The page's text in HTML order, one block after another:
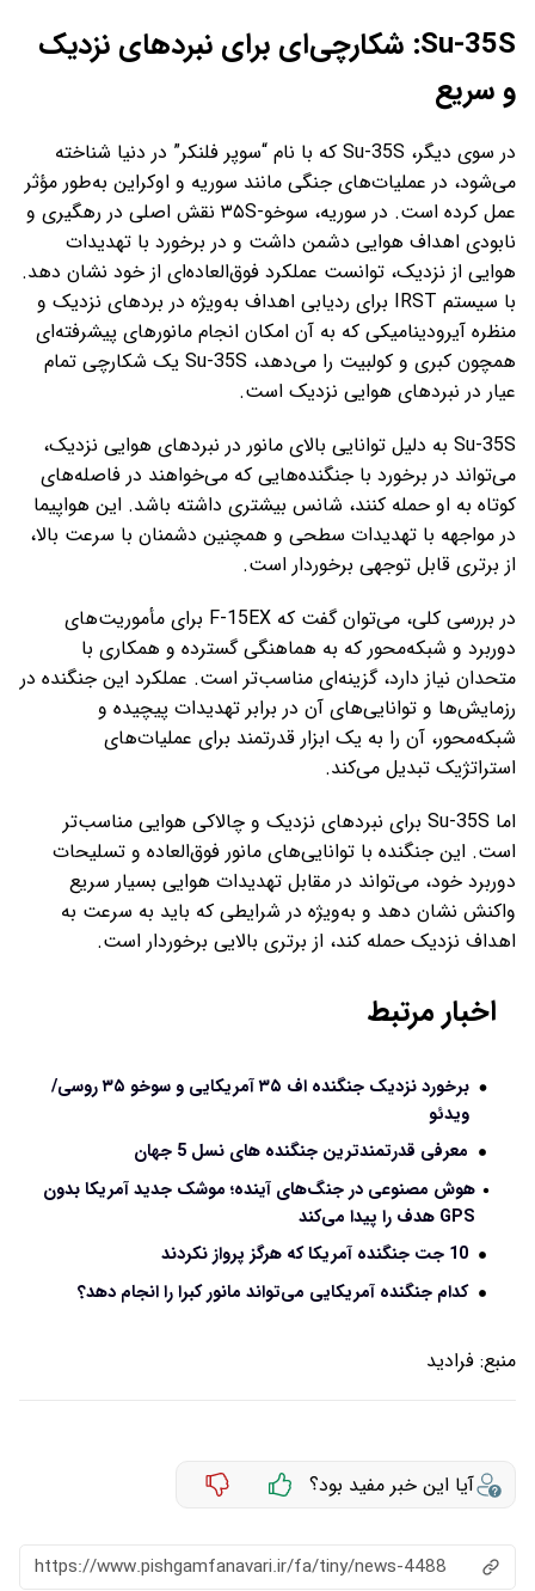
Su-35S: شکارچی‌ای برای نبردهای نزدیک
و سریع
در سوی دیگر، Su-35S که با نام “سوپر فلنکر” در دنیا شناخته
می‌شود، در عملیات‌های جنگی مانند سوریه و اوکراین به‌طور مؤثر
عمل کرده است. در سوریه، سوخو-۳۵S نقش اصلی در رهگیری و
نابودی اهداف هوایی دشمن داشت و در برخورد با تهدیدات
هوایی از نزدیک، توانست عملکرد فوق‌العاده‌ای از خود نشان دهد.
با سیستم IRST برای ردیابی اهداف به‌ویژه در بردهای نزدیک و
منظره آیرودینامیکی که به آن امکان انجام مانورهای پیشرفته‌ای
همچون کبری و کولبیت را می‌دهد، Su-35S یک شکارچی تمام
عیار در نبردهای هوایی نزدیک است.
Su-35S به دلیل توانایی بالای مانور در نبردهای هوایی نزدیک،
می‌تواند در برخورد با جنگنده‌هایی که می‌خواهند در فاصله‌های
کوتاه به او حمله کنند، شانس بیشتری داشته باشد. این هواپیما
در مواجهه با تهدیدات سطحی و همچنین دشمنان با سرعت بالا،
از برتری قابل توجهی برخوردار است.
در بررسی کلی، می‌توان گفت که F-15EX برای مأموریت‌های
دوربرد و شبکه‌محور که به هماهنگی گسترده و همکاری با
متحدان نیاز دارد، گزینه‌ای مناسب‌تر است. عملکرد این جنگنده در
رزمایش‌ها و توانایی‌های آن در برابر تهدیدات پیچیده و
شبکه‌محور، آن را به یک ابزار قدرتمند برای عملیات‌های
استراتژیک تبدیل می‌کند.
اما Su-35S برای نبردهای نزدیک و چالاکی هوایی مناسب‌تر
است. این جنگنده با توانایی‌های مانور فوق‌العاده و تسلیحات
دوربرد خود، می‌تواند در مقابل تهدیدات هوایی بسیار سریع
واکنش نشان دهد و به‌ویژه در شرایطی که باید به سرعت به
اهداف نزدیک حمله کند، از برتری بالایی برخوردار است.
اخبار مرتبط
برخورد نزدیک جنگنده اف ۳۵ آمریکایی و سوخو ۳۵ روسی/
ویدئو
معرفی قدرتمندترین جنگنده های نسل 5 جهان
هوش مصنوعی در جنگ‌های آینده؛ موشک جدید آمریکا بدون
GPS هدف را پیدا می‌کند
10 جت جنگنده آمریکا که هرگز پرواز نکردند
کدام جنگنده آمریکایی می‌تواند مانور کبرا را انجام دهد؟
منبع: فرادید
آیا این خبر مفید بود؟
https://www.pishgamfanavari.ir/fa/tiny/news-4488